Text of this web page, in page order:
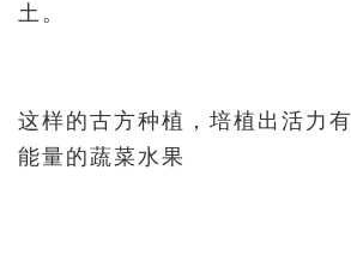
土。
这样的古方种植，培植出活力
能量的蔬菜水果